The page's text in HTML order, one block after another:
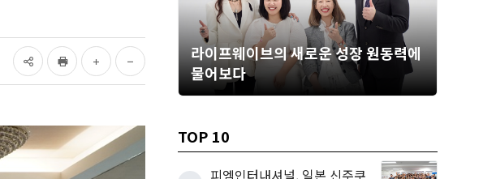
라이프웨이브의 새로운 성장 원동력에
물어보다
TOP 10
피엠인터내셔널, 일본 신주쿠